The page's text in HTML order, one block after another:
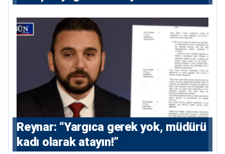
Reynar: “Yargıca gerek yok, müdürü
kadı olarak atayın!”